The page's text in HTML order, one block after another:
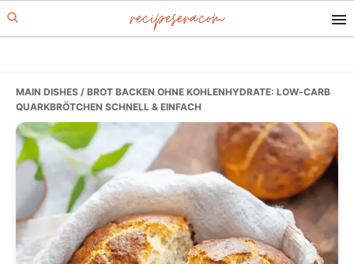
Skip
to
Skip
to
Skip
to
recipesera.com
MAIN DISHES / BROT BACKEN OHNE KOHLENHYDRATE: LOW‑CARB
QUARKBRÖTCHEN SCHNELL & EINFACH